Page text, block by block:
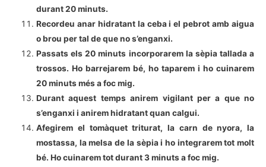
durant 20 minuts.
Recordeu anar hidratant la ceba i el pebrot amb aigua
o brou per tal de que no s’enganxi.
Passats els 20 minuts incorporarem la sèpia tallada a
trossos. Ho barrejarem bé, ho taparem i ho cuinarem
20 minuts més a foc mig.
Durant aquest temps anirem vigilant per a que no
s’enganxi i anirem hidratant quan calgui.
Afegirem el tomàquet triturat, la carn de nyora, la
mostassa, la melsa de la sèpia i ho integrarem tot molt
bé. Ho cuinarem tot durant 3 minuts a foc mig.